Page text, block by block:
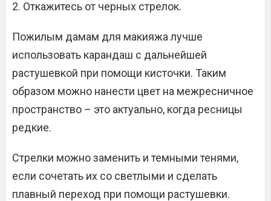
2. Откажитесь от черных стрелок.
Пожилым дамам для макияжа лучше
использовать карандаш с дальнейшей
растушевкой при помощи кисточки. Таким
образом можно нанести цвет на межресничное
пространство – это актуально, когда ресницы
редкие.
Стрелки можно заменить и темными тенями,
если сочетать их со светлыми и сделать
плавный переход при помощи растушевки.